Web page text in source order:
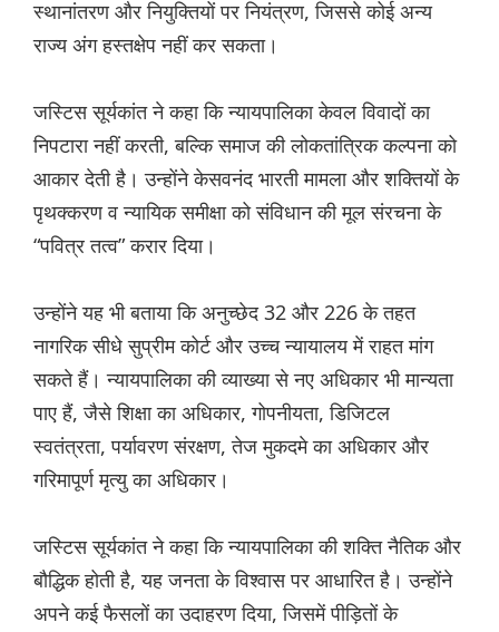
स्थानांतरण और नियुक्तियों पर नियंत्रण, जिससे कोई अन्य
राज्य अंग हस्तक्षेप नहीं कर सकता।
जस्टिस सूर्यकांत ने कहा कि न्यायपालिका केवल विवादों का
निपटारा नहीं करती, बल्कि समाज की लोकतांत्रिक कल्पना को
आकार देती है। उन्होंने केसवनंद भारती मामला और शक्तियों के
पृथक्करण व न्यायिक समीक्षा को संविधान की मूल संरचना के
“पवित्र तत्व” करार दिया।
उन्होंने यह भी बताया कि अनुच्छेद 32 और 226 के तहत
नागरिक सीधे सुप्रीम कोर्ट और उच्च न्यायालय में राहत मांग
सकते हैं। न्यायपालिका की व्याख्या से नए अधिकार भी मान्यता
पाए हैं, जैसे शिक्षा का अधिकार, गोपनीयता, डिजिटल
स्वतंत्रता, पर्यावरण संरक्षण, तेज मुकदमे का अधिकार और
गरिमापूर्ण मृत्यु का अधिकार।
जस्टिस सूर्यकांत ने कहा कि न्यायपालिका की शक्ति नैतिक और
बौद्धिक होती है, यह जनता के विश्वास पर आधारित है। उन्होंने
अपने कई फैसलों का उदाहरण दिया, जिसमें पीड़ितों के